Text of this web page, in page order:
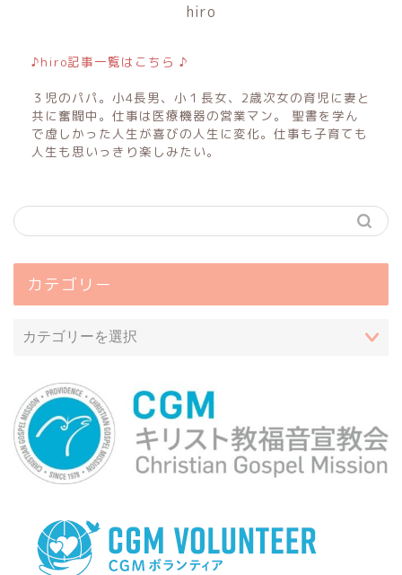
hiro
♪hiro記事一覧はこちら ♪
３児のパパ。小4長男、小１長女、2歳次女の育児に妻と
共に奮闘中。仕事は医療機器の営業マン。 聖書を学ん
で虚しかった人生が喜びの人生に変化。仕事も子育ても
人生も思いっきり楽しみたい。
カテゴリー